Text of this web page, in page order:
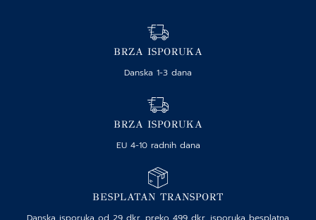
BRZA ISPORUKA
Danska 1-3 dana
BRZA ISPORUKA
EU 4-10 radnih dana
BESPLATAN TRANSPORT